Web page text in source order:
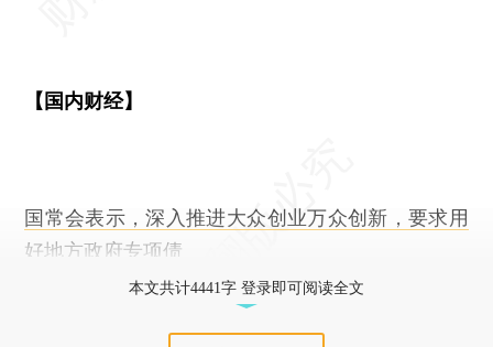
【国内财经】
国常会表示，深入推进大众创业万众创新，要求用
好地方政府专项债
本文共计4441字 登录即可阅读全文